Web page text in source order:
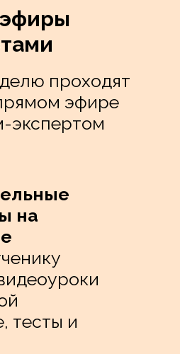
проходят
эфире
экспертом
тесты и
на